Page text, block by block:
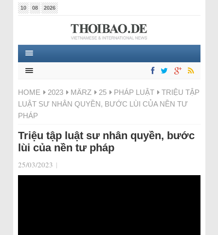
10 08 2026
HOME 2023 MÄRZ 25 PHÁP LUẬT
TRIỆU TẬP
LUẬT SƯ NHÂN QUYỀN, BƯỚC LÙI CỦA NỀN TƯ
PHÁP
Triệu tập luật sư nhân quyền, bước
lùi của nền tư pháp
25/03/2023 |